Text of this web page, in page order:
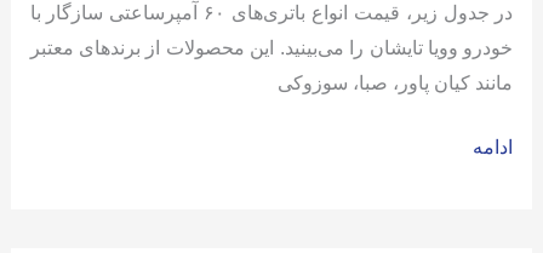
در جدول زیر، قیمت انواع باتری‌های ۶۰ آمپرساعتی سازگار با
خودرو وویا تایشان را می‌بینید. این محصولات از برندهای معتبر
مانند کیان پاور، صبا، سوزوکی
باتری
ادامه